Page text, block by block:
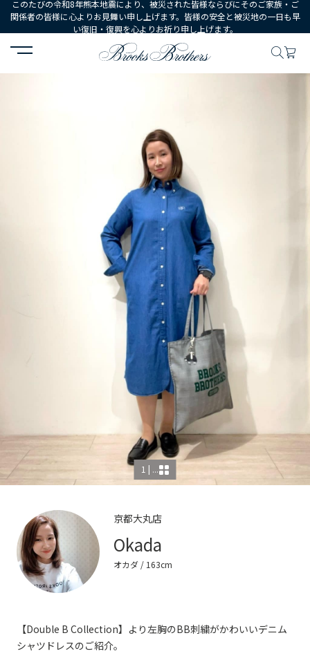
このたびの令和8年熊本地震により、被災された皆様ならびにそのご家族・ご
関係者の皆様に心よりお見舞い申し上げます。皆様の安全と被災地の一日も早
い復旧・復興を心よりお祈り申し上げます。
HOME コーディネート コーディネート詳細
1 | ...
京都大丸店
Okada
オカダ/ 163cm
【Double B Collection】より左胸のBB刺繍がかわいいデニム
シャツドレスのご紹介。